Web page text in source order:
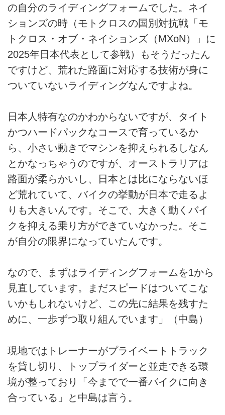
の自分のライディングフォームでした。ネイ
ションズの時（モトクロスの国別対抗戦「モ
トクロス・オブ・ネイションズ（MXoN）」に
2025年日本代表として参戦）もそうだったん
ですけど、荒れた路面に対応する技術が身に
ついていないライディングなんですよね。
日本人特有なのかわからないですが、タイト
かつハードパックなコースで育っているか
ら、小さい動きでマシンを抑えられるしなん
とかなっちゃうのですが、オーストラリアは
路面が柔らかいし、日本とは比にならないほ
ど荒れていて、バイクの挙動が日本で走るよ
りも大きいんです。そこで、大きく動くバイ
クを抑える乗り方ができていなかった。そこ
が自分の限界になっていたんです。
なので、まずはライディングフォームを1から
見直しています。まだスピードはついてこな
いかもしれないけど、この先に結果を残すた
めに、一歩ずつ取り組んでいます」（中島）
現地ではトレーナーがプライベートトラック
を貸し切り、トップライダーと並走できる環
境が整っており「今までで一番バイクに向き
合っている」と中島は言う。